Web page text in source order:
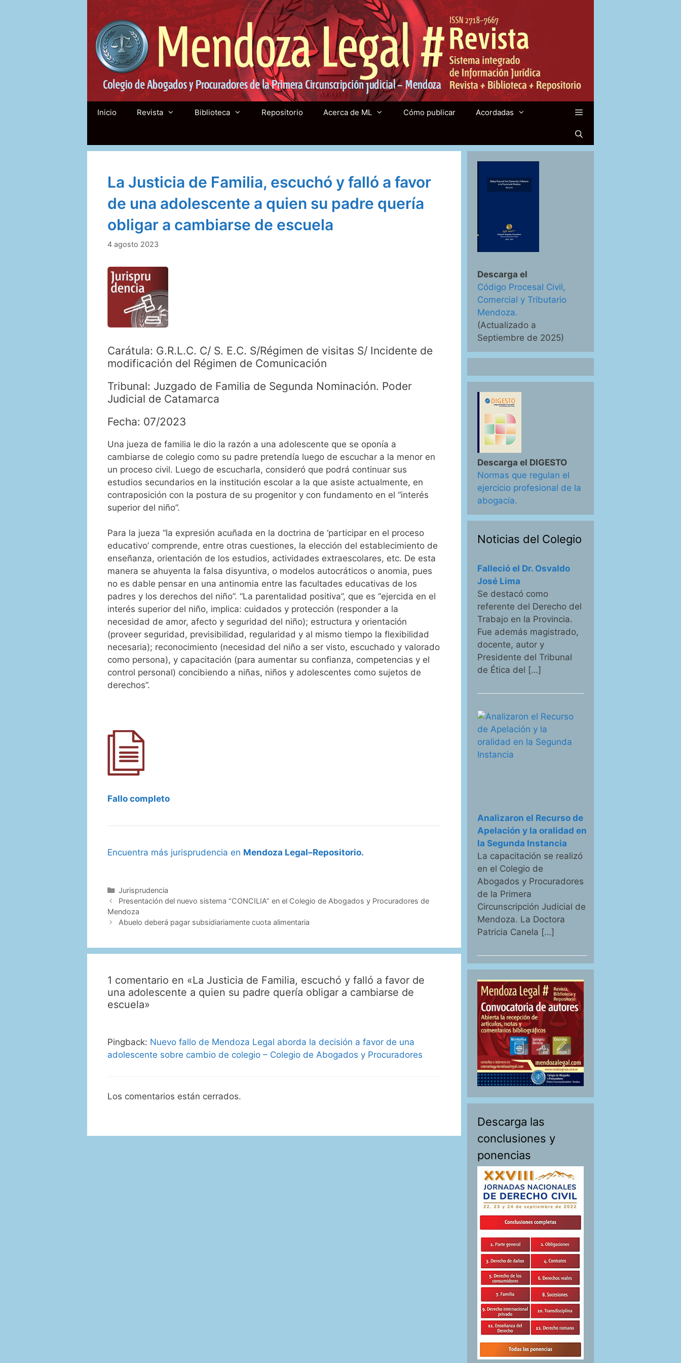
Inicio Revista Biblioteca Repositorio Acerca de ML Cómo publicar Acordadas
La Justicia de Familia, escuchó y falló a favor
de una adolescente a quien su padre quería
obligar a cambiarse de escuela
4 agosto 2023
Carátula: G.R.L.C. C/ S. E.C. S/Régimen de visitas S/ Incidente de
modificación del Régimen de Comunicación
Tribunal: Juzgado de Familia de Segunda Nominación. Poder
Judicial de Catamarca
Fecha: 07/2023
Una jueza de familia le dio la razón a una adolescente que se oponía a
cambiarse de colegio como su padre pretendía luego de escuchar a la menor en
un proceso civil. Luego de escucharla, consideró que podrá continuar sus
estudios secundarios en la institución escolar a la que asiste actualmente, en
contraposición con la postura de su progenitor y con fundamento en el “interés
superior del niño”.
Para la jueza “la expresión acuñada en la doctrina de ‘participar en el proceso
educativo’ comprende, entre otras cuestiones, la elección del establecimiento de
enseñanza, orientación de los estudios, actividades extraescolares, etc. De esta
manera se ahuyenta la falsa disyuntiva, o modelos autocráticos o anomia, pues
no es dable pensar en una antinomia entre las facultades educativas de los
padres y los derechos del niño”. “La parentalidad positiva”, que es “ejercida en el
interés superior del niño, implica: cuidados y protección (responder a la
necesidad de amor, afecto y seguridad del niño); estructura y orientación
(proveer seguridad, previsibilidad, regularidad y al mismo tiempo la flexibilidad
necesaria); reconocimiento (necesidad del niño a ser visto, escuchado y valorado
como persona), y capacitación (para aumentar su confianza, competencias y el
control personal) concibiendo a niñas, niños y adolescentes como sujetos de
derechos”.
Fallo completo
Encuentra más jurisprudencia en Mendoza Legal–Repositorio.
Categorías
Jurisprudencia
Presentación del nuevo sistema “CONCILIA” en el Colegio de Abogados y Procuradores de
Mendoza
Abuelo deberá pagar subsidiariamente cuota alimentaria
1 comentario en «La Justicia de Familia, escuchó y falló a favor de
una adolescente a quien su padre quería obligar a cambiarse de
escuela»
Pingback: Nuevo fallo de Mendoza Legal aborda la decisión a favor de una
adolescente sobre cambio de colegio – Colegio de Abogados y Procuradores
Los comentarios están cerrados.
Descarga el
Código Procesal Civil,
Comercial y Tributario
Mendoza.
(Actualizado a
Septiembre de 2025)
Descarga el DIGESTO
Normas que regulan el
ejercicio profesional de la
abogacía.
Noticias del Colegio
Falleció el Dr. Osvaldo
José Lima
Se destacó como
referente del Derecho del
Trabajo en la Provincia.
Fue además magistrado,
docente, autor y
Presidente del Tribunal
de Ética del […]
Analizaron el Recurso de
Apelación y la oralidad en
la Segunda Instancia
La capacitación se realizó
en el Colegio de
Abogados y Procuradores
de la Primera
Circunscripción Judicial de
Mendoza. La Doctora
Patricia Canela […]
Descarga las
conclusiones y
ponencias